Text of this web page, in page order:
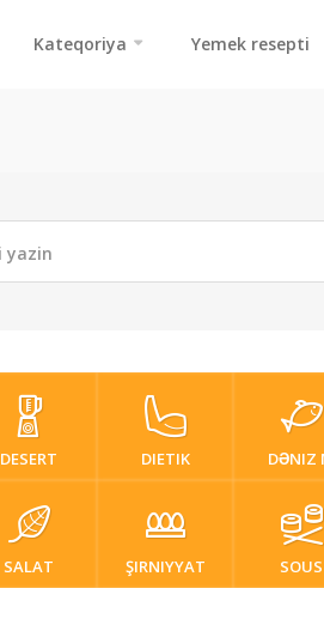
Kateqoriya Yemek resepti
DESERT DIETIK DƏNIZ
SALAT ŞIRNIYYAT SOUS